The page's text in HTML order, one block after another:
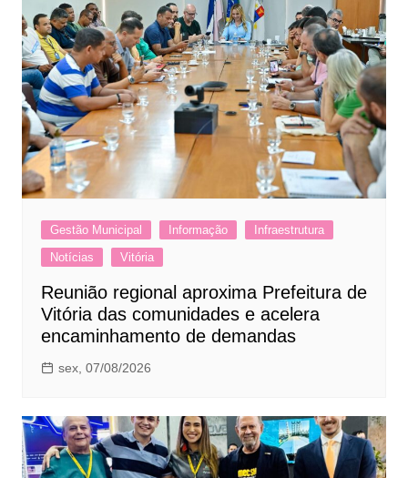
Gestão Municipal Informação
Infraestrutura
Notícias
Vitória
Reunião regional aproxima Prefeitura de
Vitória das comunidades e acelera
encaminhamento de demandas
sex, 07/08/2026